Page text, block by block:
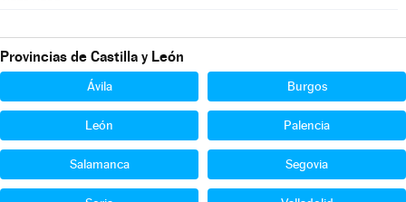
Provincias de Castilla y León
Ávila Burgos
León Palencia
Salamanca Segovia